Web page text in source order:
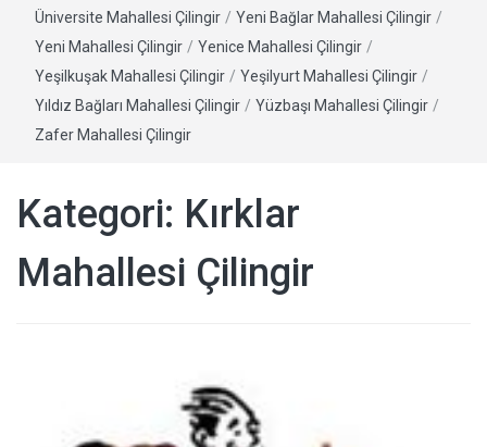
Üniversite Mahallesi Çilingir / Yeni Bağlar Mahallesi Çilingir /
Yeni Mahallesi Çilingir / Yenice Mahallesi Çilingir /
Yeşilkuşak Mahallesi Çilingir / Yeşilyurt Mahallesi Çilingir /
Yıldız Bağları Mahallesi Çilingir / Yüzbaşı Mahallesi Çilingir /
Zafer Mahallesi Çilingir
Kategori: Kırklar
Mahallesi Çilingir